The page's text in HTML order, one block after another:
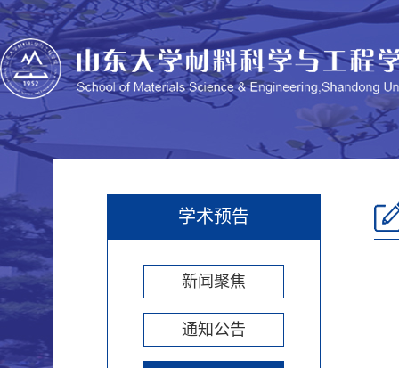
学术预告
新闻聚焦
通知公告